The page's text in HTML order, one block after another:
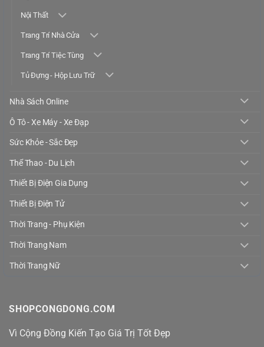
Nội Thất
Trang Trí Nhà Cửa
Trang Trí Tiệc Tùng
Tủ Đựng - Hộp Lưu Trữ
Nhà Sách Online
Ô Tô - Xe Máy - Xe Đạp
Sức Khỏe - Sắc Đẹp
Thể Thao - Du Lịch
Thiết Bị Điện Gia Dụng
Thiết Bị Điện Tử
Thời Trang - Phụ Kiện
Thời Trang Nam
Thời Trang Nữ
SHOPCONGDONG.COM
Vì Cộng Đồng Kiến Tạo Giá Trị Tốt Đẹp